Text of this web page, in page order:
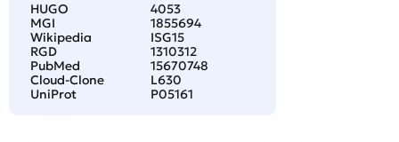
HUGO
4053
MGI
1855694
Wikipedia
ISG15
RGD
1310312
PubMed
15670748
Cloud-Clone
L630
UniProt
P05161